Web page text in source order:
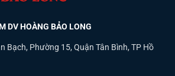
DV HOÀNG BẢO LONG
Bạch, Phường 15, Quận Tân Bình, TP Hồ